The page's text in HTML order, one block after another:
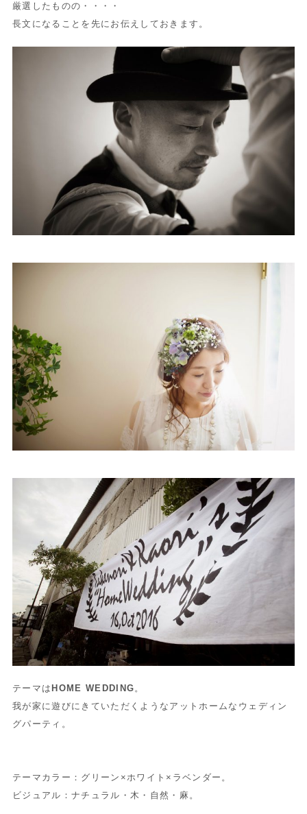
厳選したものの・・・・
長文になることを先にお伝えしておきます。
テーマは HOME WEDDING。
我が家に遊びにきていただくようなアットホームなウェディン
グパーティ。
テーマカラー：グリーン×ホワイト×ラベンダー。
ビジュアル：ナチュラル・木・自然・麻。